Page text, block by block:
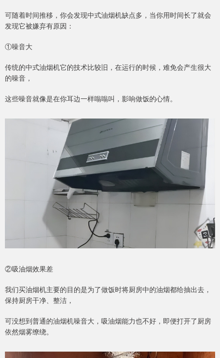
可随着时间推移，你会发现中式油烟机缺点多，当你用时间长了就会
发现它被嫌弃有原因：
①噪音大
传统的中式油烟机它的技术比较旧，在运行的时候，难免会产生很大
的噪音，
这些噪音就像是在你耳边一样嗡嗡叫，影响做饭的心情。
②吸油烟效果差
我们买油烟机主要的目的是为了做饭时将厨房中的油烟都给抽出去，
保持厨房干净、整洁，
可没想到普通的油烟机噪音大，吸油烟能力也不好，即便打开了厨房
依然烟雾缭绕。